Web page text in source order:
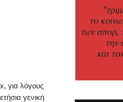
, για λόγους
γενική